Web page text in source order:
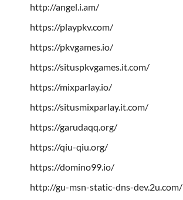
http://angel.i.am/
https://playpkv.com/
https://pkvgames.io/
https://situspkvgames.it.com/
https://mixparlay.io/
https://situsmixparlay.it.com/
https://garudaqq.org/
https://qiu-qiu.org/
https://domino99.io/
http://gu-msn-static-dns-dev.2u.com/